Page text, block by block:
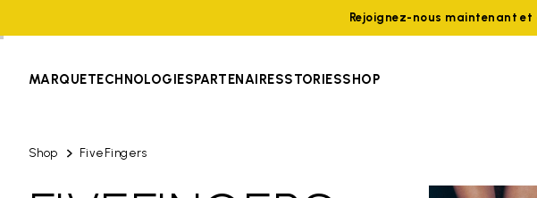
Rejoignez-nous maintenant et
MARQUETECHNOLOGIESPARTENAIRESSTORIESSHOP
Shop FiveFingers